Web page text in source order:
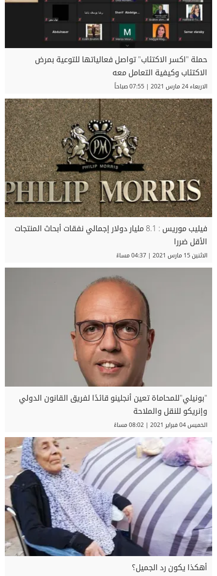
حملة "اكسر الاكتئاب" تواصل فعالياتها للتوعية بمرض
الاكتئاب وكيفية التعامل معه
الاربعاء 24 مارس 2021 | 07:55 صباحاً
فيليب موريس : 8.1 مليار دولار إجمالي نفقات أبحاث المنتجات
الأقل ضررا
الاثنين 15 مارس 2021 | 04:37 مساءً
"بونيلي"للمحاماة تعين أنجلينو قائدًا لفريق القانون الدولي
وإنريكو للنقل والملاحة
الخميس 04 فبراير 2021 | 08:02 مساءً
أهكذا يكون رد الجميل؟